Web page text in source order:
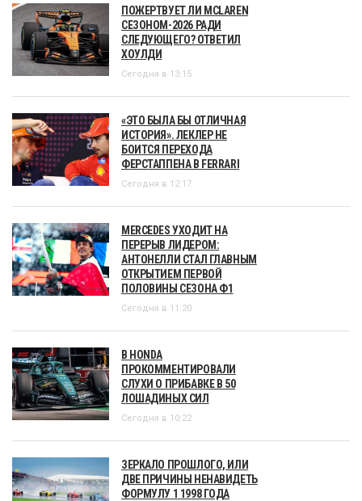
ПОЖЕРТВУЕТ ЛИ MCLAREN
СЕЗОНОМ-2026 РАДИ
СЛЕДУЮЩЕГО? ОТВЕТИЛ
ХОУЛДИ
Сегодня в 13:15
«ЭТО БЫЛА БЫ ОТЛИЧНАЯ
ИСТОРИЯ». ЛЕКЛЕР НЕ
БОИТСЯ ПЕРЕХОДА
ФЕРСТАППЕНА В FERRARI
Сегодня в 12:17
MERCEDES УХОДИТ НА
ПЕРЕРЫВ ЛИДЕРОМ:
АНТОНЕЛЛИ СТАЛ ГЛАВНЫМ
ОТКРЫТИЕМ ПЕРВОЙ
ПОЛОВИНЫ СЕЗОНА Ф1
Сегодня в 11:20
В HONDA
ПРОКОММЕНТИРОВАЛИ
СЛУХИ О ПРИБАВКЕ В 50
ЛОШАДИНЫХ СИЛ
Сегодня в 10:22
ЗЕРКАЛО ПРОШЛОГО, ИЛИ
ДВЕ ПРИЧИНЫ НЕНАВИДЕТЬ
ФОРМУЛУ 1 1998 ГОДА